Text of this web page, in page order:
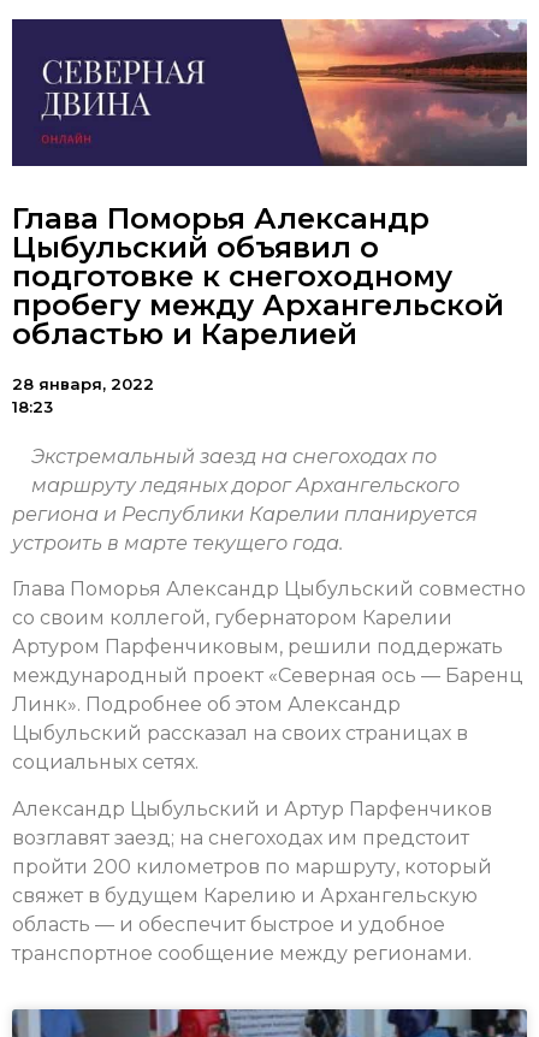
Глава Поморья Александр
Цыбульский объявил о
подготовке к снегоходному
пробегу между Архангельской
областью и Карелией
28 января, 2022
18:23
Экстремальный заезд на снегоходах по
маршруту ледяных дорог Архангельского
региона и Республики Карелии планируется
устроить в марте текущего года.
Глава Поморья Александр Цыбульский совместно
со своим коллегой, губернатором Карелии
Артуром Парфенчиковым, решили поддержать
международный проект «Северная ось — Баренц
Линк». Подробнее об этом Александр
Цыбульский рассказал на своих страницах в
социальных сетях.
Александр Цыбульский и Артур Парфенчиков
возглавят заезд; на снегоходах им предстоит
пройти 200 километров по маршруту, который
свяжет в будущем Карелию и Архангельскую
область — и обеспечит быстрое и удобное
транспортное сообщение между регионами.